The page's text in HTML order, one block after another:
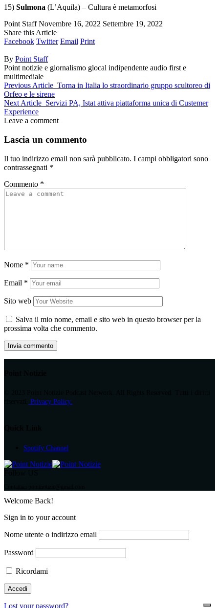
15) Sulmona (L’Aquila) – Cultura è metamorfosi
Point Staff Novembre 16, 2022 Settembre 19, 2022
Share this Article
Facebook Twitter Email Print
By Point Staff
Point notizie e giornalismo glocal indipendente audio first e
multimediale
Previous Article Torna in Italia lo straordinario gruppo scultoreo di
Orfeo e le sirene
Next Article Servizi PA, Istat attiva piattaforma unica di Custemer
Experience
Leave a comment
Lascia un commento
Il tuo indirizzo email non sarà pubblicato. I campi obbligatori sono
contrassegnati *
Commento *
Nome *
Email *
Sito web
Salva il mio nome, email e sito web in questo browser per la
prossima volta che commento.
Privacy Policy.
Spotify Channel
Welcome Back!
Sign in to your account
Nome utente o indirizzo email
Password
Ricordami
Lost your password?